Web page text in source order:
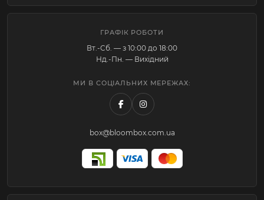
ГРАФІК РОБОТИ
Вт.-Cб. — з 10:00 до 18:00
Нд.-Пн. — Вихідний
МИ В СОЦІАЛЬНИХ МЕРЕЖАХ:
box@bloombox.com.ua